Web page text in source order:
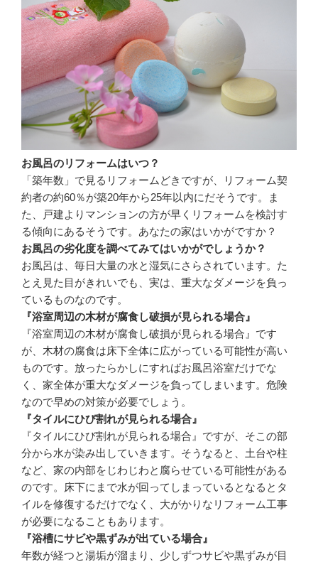
お風呂のリフォームはいつ？
「築年数」で見るリフォームどきですが、リフォーム契
約者の約60％が築20年から25年以内にだそうです。ま
た、戸建よりマンションの方が早くリフォームを検討す
る傾向にあるそうです。あなたの家はいかがですか？
お風呂の劣化度を調べてみてはいかがでしょうか？
お風呂は、毎日大量の水と湿気にさらされています。た
とえ見た目がきれいでも、実は、重大なダメージを負っ
ているものなのです。
『浴室周辺の木材が腐食し破損が見られる場合』
『浴室周辺の木材が腐食し破損が見られる場合』です
が、木材の腐食は床下全体に広がっている可能性が高い
ものです。放ったらかしにすればお風呂浴室だけでな
く、家全体が重大なダメージを負ってしまいます。危険
なので早めの対策が必要でしょう。
『タイルにひび割れが見られる場合』
『タイルにひび割れが見られる場合』ですが、そこの部
分から水が染み出していきます。そうなると、土台や柱
など、家の内部をじわじわと腐らせている可能性がある
のです。床下にまで水が回ってしまっているとなるとタ
イルを修復するだけでなく、大がかりなリフォーム工事
が必要になることもあります。
『浴槽にサビや黒ずみが出ている場合』
年数が経つと湯垢が溜まり、少しずつサビや黒ずみが目